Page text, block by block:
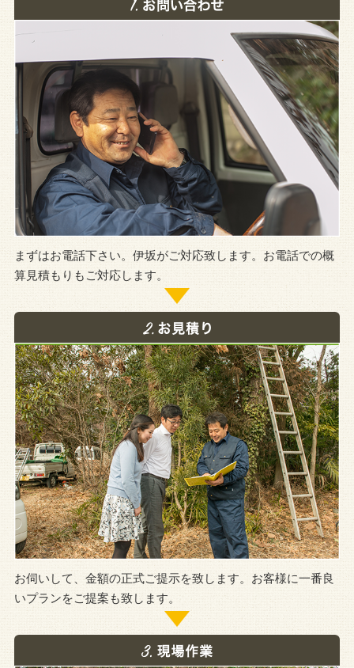
まずはお電話下さい。伊坂がご対応致します。お電話での概
算見積もりもご対応します。
お伺いして、金額の正式ご提示を致します。お客様に一番良
いプランをご提案も致します。